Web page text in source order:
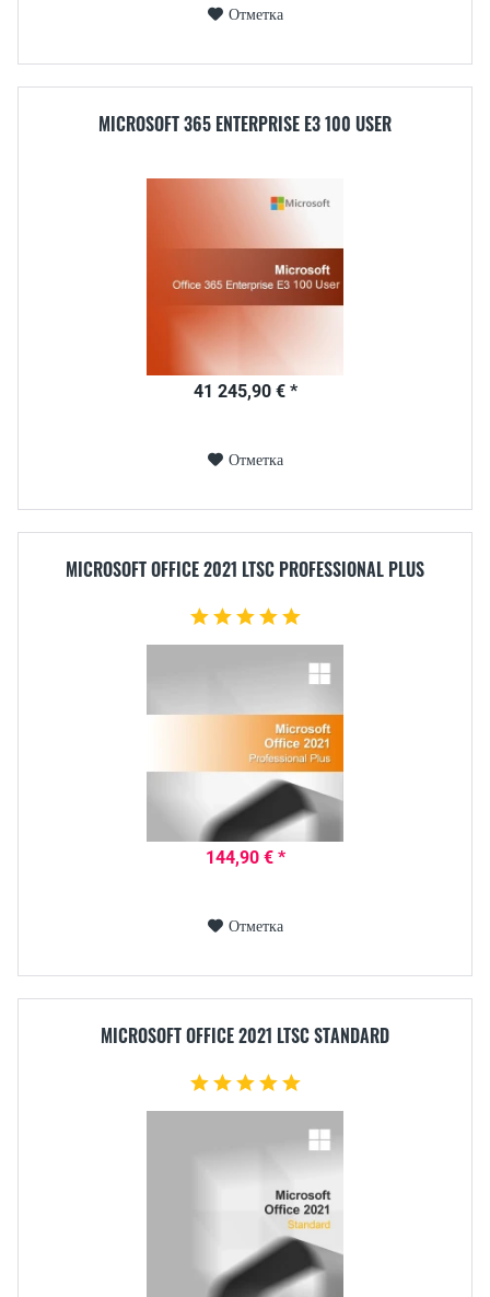
Отметка
MICROSOFT 365 ENTERPRISE E3 100 USER
41 245,90 € *
Отметка
MICROSOFT OFFICE 2021 LTSC PROFESSIONAL PLUS
144,90 € *
Отметка
MICROSOFT OFFICE 2021 LTSC STANDARD